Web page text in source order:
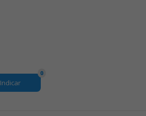
Indicar
0